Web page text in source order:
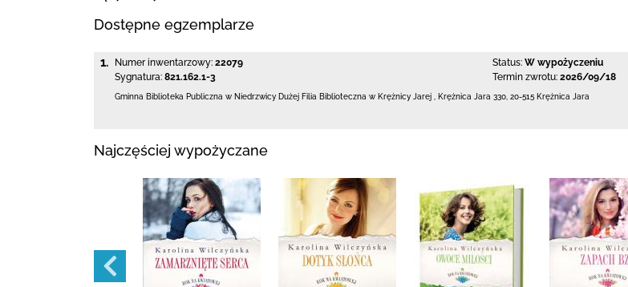
Dostępne egzemplarze
1. Numer inwentarzowy: 22079
Sygnatura: 821.162.1-3
Status: W wypożyczeniu
Termin zwrotu: 2026/09/18
Gminna Biblioteka Publiczna w Niedrzwicy Dużej Filia Biblioteczna w Krężnicy Jarej Krężnica Jara 330 20-515 Krężnica Jara
Najczęściej wypożyczane